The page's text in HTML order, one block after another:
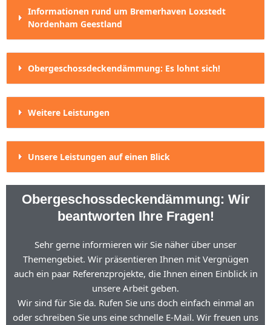
Informationen rund um Bremerhaven Loxstedt
Nordenham Geestland
Obergeschossdeckendämmung: Es lohnt sich!
Weitere Leistungen
Unsere Leistungen auf einen Blick
Obergeschossdeckendämmung: Wir
beantworten Ihre Fragen!
Sehr gerne informieren wir Sie näher über unser
Themengebiet. Wir präsentieren Ihnen mit Vergnügen
auch ein paar Referenzprojekte, die Ihnen einen Einblick in
unsere Arbeit geben.
Wir sind für Sie da. Rufen Sie uns doch einfach einmal an
oder schreiben Sie uns eine schnelle E-Mail. Wir freuen uns